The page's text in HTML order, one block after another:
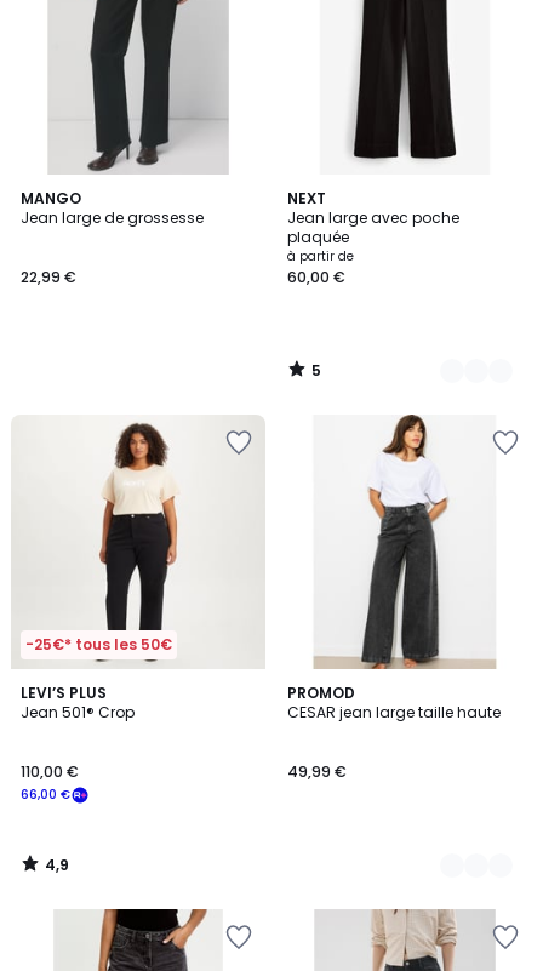
MANGO
Jean large de grossesse
22,99 €
NEXT
Jean large avec poche
plaquée
à partir de
60,00 €
5
/
5
4
Couleurs
5
/
-25€* tous les 50€
LEVI’S PLUS
Jean 501® Crop
66,00 €
110,00 €
4,9
/ 5
4,9
/
PROMOD
CESAR jean large taille haute
49,99 €
2
Couleurs